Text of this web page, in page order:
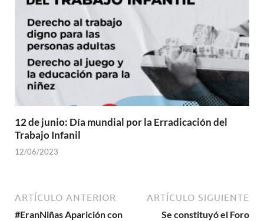
12 de junio: Día mundial por la Erradicación del
Trabajo Infanil
12/06/2023
ARTÍCULO ANTERIOR
#EranNiñas Aparición con
ARTÍCULO SIGUIENTE
Se constituyó el Foro